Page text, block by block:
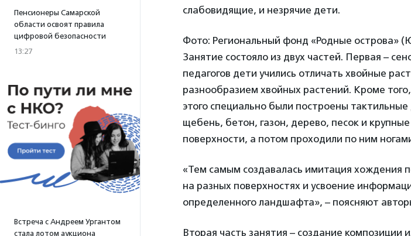
Пенсионеры Самарской
области освоят правила
цифровой безопасности
13:27
Встреча с Андреем Ургантом
стала лотом аукциона
слабовидящие, и незрячие дети.
Фото: Региональный фонд «Родные острова»
Занятие состояло из двух частей. Первая –
педагогов дети учились отличать хвойные
разнообразием хвойных растений. Кроме
этого специально были построены
щебень, бетон, газон, дерево, песок и
поверхности, а потом проходили по ним
«Тем самым создавалась имитация хождения
на разных поверхностях и усвоение
определенного ландшафта», – поясняют
Вторая часть занятия – создание